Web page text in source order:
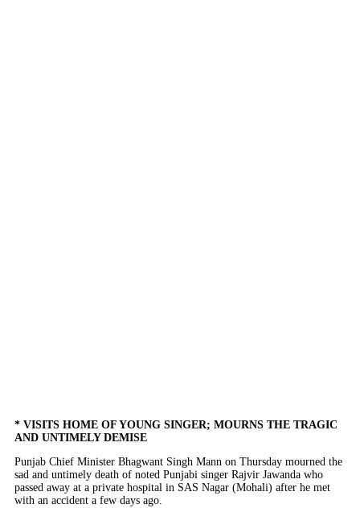
* VISITS HOME OF YOUNG SINGER; MOURNS THE TRAGIC
AND UNTIMELY DEMISE
Punjab Chief Minister Bhagwant Singh Mann on Thursday mourned the
sad and untimely death of noted Punjabi singer Rajvir Jawanda who
passed away at a private hospital in SAS Nagar (Mohali) after he met
with an accident a few days ago.